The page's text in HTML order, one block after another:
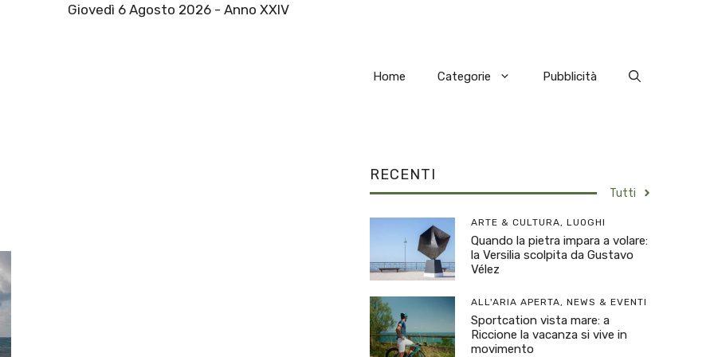
Giovedì 6 Agosto 2026 - Anno XXIV
Home Categorie Pubblicità
RECENTI
Tutti
ARTE & CULTURA, LUOGHI
Quando la pietra impara a volare:
la Versilia scolpita da Gustavo
Vélez
ALL'ARIA APERTA, NEWS & EVENTI
Sportcation vista mare: a
Riccione la vacanza si vive in
movimento